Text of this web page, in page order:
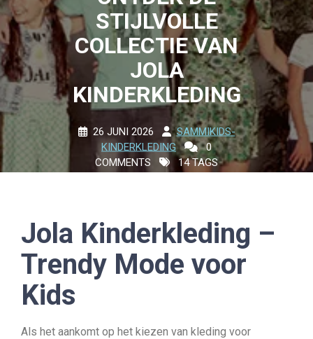
STIJLVOLLE
COLLECTIE VAN
JOLA
KINDERKLEDING
26 JUNI 2026
SAMMIKIDS-
KINDERKLEDING
0
COMMENTS
14 TAGS
Jola Kinderkleding –
Trendy Mode voor
Kids
Als het aankomt op het kiezen van kleding voor